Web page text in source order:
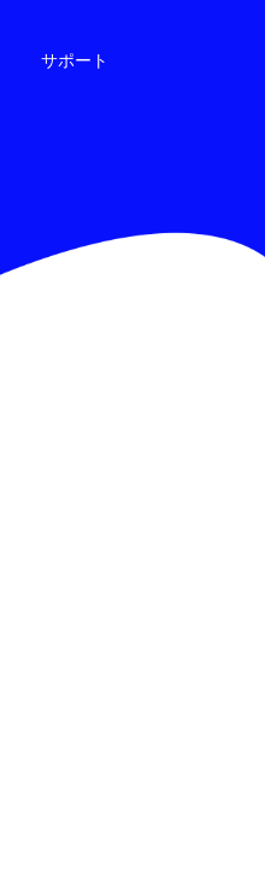
サポート